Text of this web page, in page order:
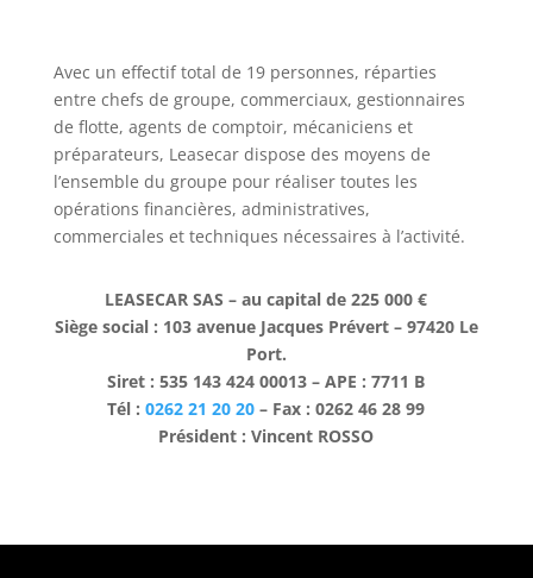
Avec un effectif total de 19 personnes, réparties
entre chefs de groupe, commerciaux, gestionnaires
de flotte, agents de comptoir, mécaniciens et
préparateurs, Leasecar dispose des moyens de
l’ensemble du groupe pour réaliser toutes les
opérations financières, administratives,
commerciales et techniques nécessaires à l’activité.
LEASECAR SAS – au capital de 225 000 €
Siège social : 103 avenue Jacques Prévert – 97420 Le
Port.
Siret : 535 143 424 00013 – APE : 7711 B
Tél :0262 21 20 20 – Fax : 0262 46 28 99
Président : Vincent ROSSO